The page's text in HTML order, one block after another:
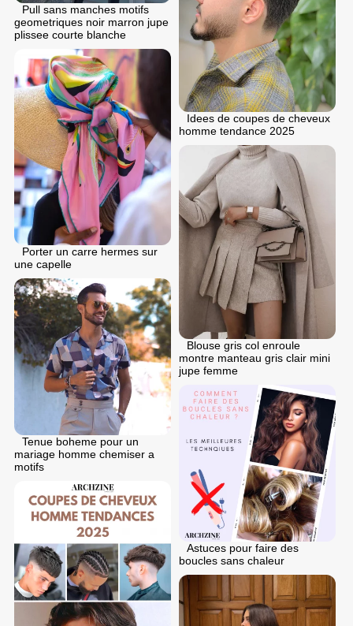
Pull sans manches motifs
geometriques noir marron jupe
plissee courte blanche
Idees de coupes de cheveux
homme tendance 2025
Porter un carre hermes sur
une capelle
Blouse gris col enroule
montre manteau gris clair mini
jupe femme
Tenue boheme pour un
mariage homme chemiser a
motifs
Astuces pour faire des
boucles sans chaleur